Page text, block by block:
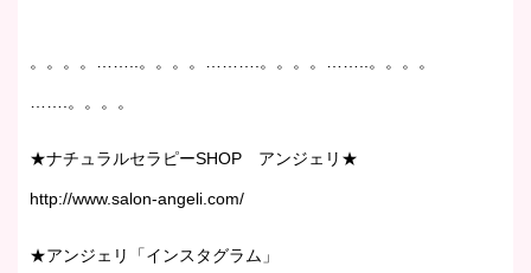
。。。。……..。。。。……….。。。。……..。。。。
…….。。。。
★ナチュラルセラピーSHOP アンジェリ★
http://www.salon-angeli.com/
★アンジェリ「インスタグラム」